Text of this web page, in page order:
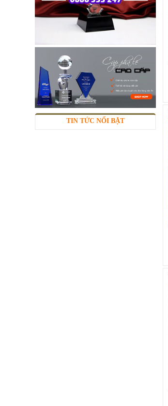
KỶ NIỆM CHƯƠNG KNC286
Mã SP: KNC286
Call
TIN TỨC NỔI BẬT